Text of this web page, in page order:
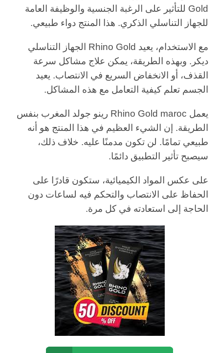
Gold للتأثير على الرغبة الجنسية والوظيفة العامة
للجهاز التناسلي الذكري. هذا المنتج دواء طبيعي.
مع الاستخدام، يعيد Rhino Gold الجهاز التناسلي
ديكر. وبهذه الطريقة، يمكن علاج مشاكل سرعة
القذف، أو الانخفاض السريع في الانتصاب. يعيد
الجسم تعلم كيفية التعامل مع هذه المشاكل.
يعمل Rhino Gold maroc رينو جولد المغرب بنفس
الطريقة. إن الشيء العظيم في هذا المنتج هو أنه
طبيعي تمامًا. لن تكون مدمنًا عليه. خلاف ذلك،
سيصبح تأثير التطبيق دائمًا.
على عكس المواد الكيميائية، ستكون قادرًا على
الحفاظ على الانتصاب والتحكم فيه لساعات دون
الحاجة إلى استعادته في كل مرة.